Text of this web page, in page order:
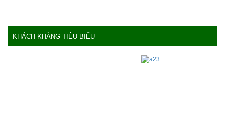
KHÁCH KHÀNG TIÊU BIỂU